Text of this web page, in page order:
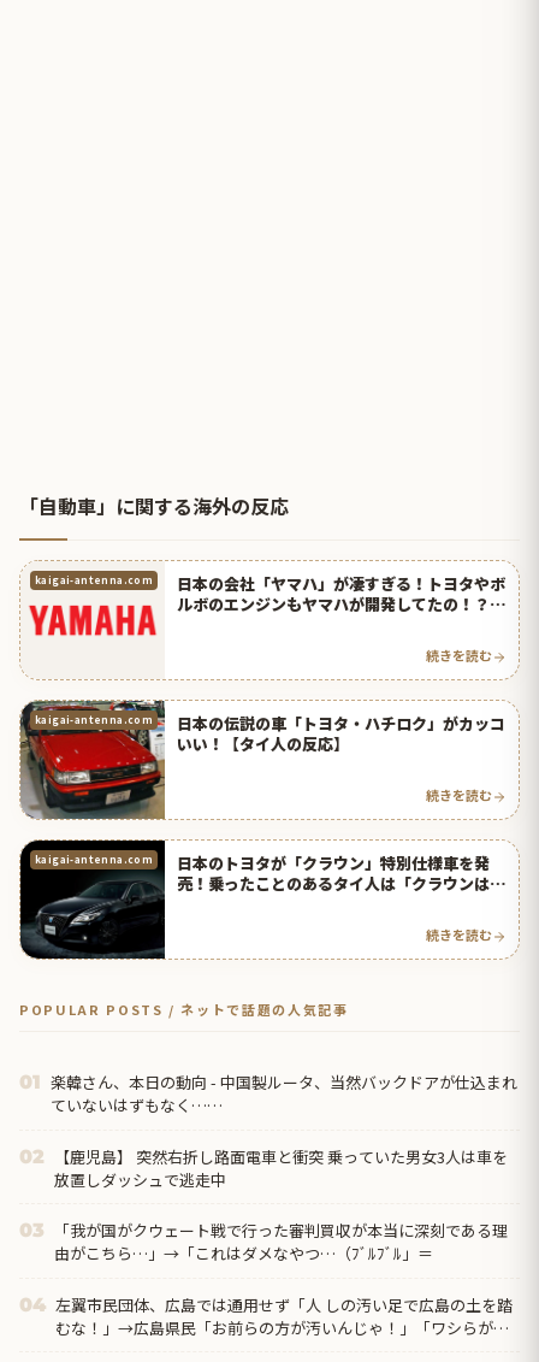
「自動車」に関する海外の反応
kaigai-antenna.com
日本の会社「ヤマハ」が凄すぎる！トヨタやボ
ルボのエンジンもヤマハが開発してたの！？
続きを読む
kaigai-antenna.com
日本の伝説の車「トヨタ・ハチロク」がカッコ
いい！【タイ人の反応】
続きを読む
kaigai-antenna.com
日本のトヨタが「クラウン」特別仕様車を発
売！乗ったことのあるタイ人は「クラウンはベ
続きを読む
POPULAR POSTS / ネットで話題の人気記事
01 楽韓さん、本日の動向 - 中国製ルータ、当然バックドアが仕込まれ
ていないはずもなく……
02
【鹿児島】 突然右折し路面電車と衝突 乗っていた男女3人は車を
放置しダッシュで逃走中
03
「我が国がクウェート戦で行った審判買収が本当に深刻である理
由がこちら…」→「これはダメなやつ…（ﾌﾞﾙﾌﾞﾙ」＝
04 左翼市民団体、広島では通用せず「人 しの汚い足で広島の土を踏
むな！」→広島県民「お前らの方が汚いんじゃ！」「ワシらが広